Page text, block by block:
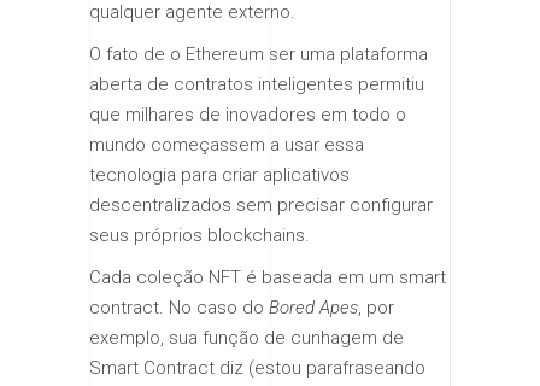
qualquer agente externo.
O fato de o Ethereum ser uma plataforma
aberta de contratos inteligentes permitiu
que milhares de inovadores em todo o
mundo começassem a usar essa
tecnologia para criar aplicativos
descentralizados sem precisar configurar
seus próprios blockchains.
Cada coleção NFT é baseada em um smart
contract. No caso do Bored Apes, por
exemplo, sua função de cunhagem de
Smart Contract diz (estou parafraseando